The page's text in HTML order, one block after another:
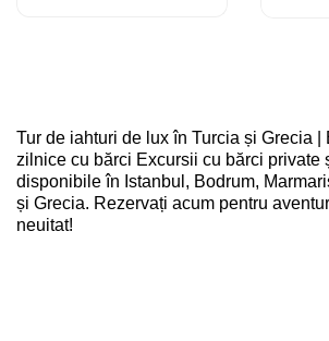
Tur de iahturi de lux în Turcia și Grecia |
zilnice cu bărci Excursii cu bărci private
disponibile în Istanbul, Bodrum,
și Grecia. Rezervați acum pentru
neuitat!